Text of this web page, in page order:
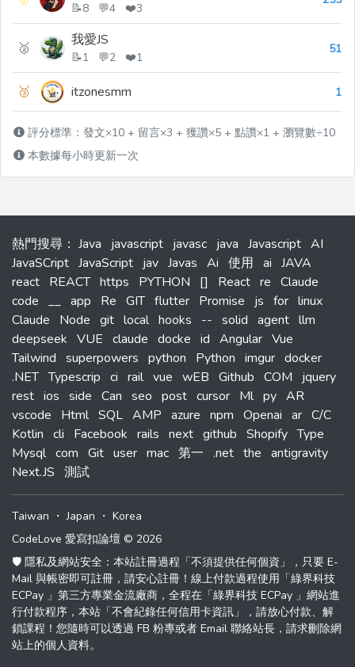
📝8 💬4 ❤️3
🥈 我愛JS
📝1 💬2 ❤️1
51
🥉 itzonesmm 1
評分標準：發文×10 + 留言×3 + 獲讚×5 + 點讚×1 + 瀏覽數÷10
本數據每小時更新一次
熱門搜尋 ： Java javascript javasc java Javascript AI
JavaSCript JavaScript jav Javas Ai 使用 ai JAVA
react REACT https PYTHON [] React re Claude
code __ app Re GIT flutter Promise js for linux
Claude
Node git local hooks -- solid agent llm
deepseek VUE claude docke id Angular Vue
Tailwind superpowers python Python imgur docker
.NET Typescrip ci rail vue wEB Github COM
jquery
rest ios side Can seo post cursor Ml py AR
vscode
Html SQL AMP azure npm Openai ar C/C
Kotlin cli Facebook rails next github Shopify Type
Mysql com Git user mac 第一 .net the antigravity
Next.JS 測試
Taiwan ・Japan ・ Korea
CodeLove 愛寫扣論壇 © 2026
🛡️ 隱私及網站安全：本站註冊過程「不須提供任何個資」，只要 E-
Mail 與帳密即可註冊，請安心註冊！線上付款過程使用「綠界科技
ECPay 」第三方專業金流廠商，全程在「綠界科技 ECPay 」網站進
行付款程序，本站「不會紀錄任何信用卡資訊」，請放心付款、解
鎖課程！您隨時可以透過 FB 粉專或者 Email 聯絡站長，請求刪除網
站上的個人資料。